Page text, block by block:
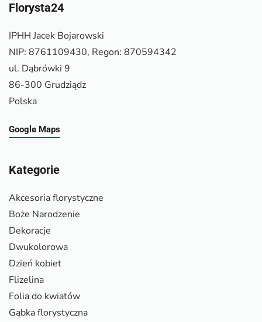
Florysta24
IPHH Jacek Bojarowski
NIP: 8761109430, Regon: 870594342
ul. Dąbrówki 9
86-300 Grudziądz
Polska
Google Maps
Kategorie
Akcesoria florystyczne
Boże Narodzenie
Dekoracje
Dwukolorowa
Dzień kobiet
Flizelina
Folia do kwiatów
Gąbka florystyczna